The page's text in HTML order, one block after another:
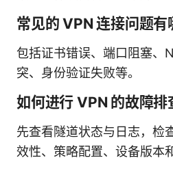
常见的 VPN 连接问题有
包括证书错误、端口阻塞、
突、身份验证失败等。
如何进行 VPN 的故障排
先查看隧道状态与日志，检
效性、策略配置、设备版本